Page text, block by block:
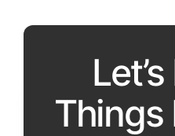
Things